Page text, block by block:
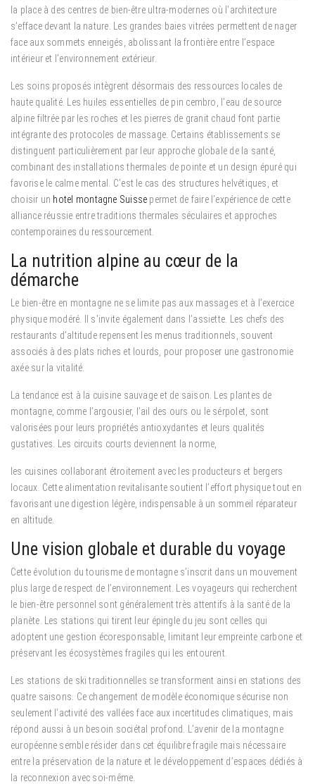
la place à des centres de bien-être ultra-modernes où l’architecture
s’efface devant la nature. Les grandes baies vitrées permettent de nager
face aux sommets enneigés, abolissant la frontière entre l’espace
intérieur et l’environnement extérieur.
Les soins proposés intègrent désormais des ressources locales de
haute qualité. Les huiles essentielles de pin cembro, l’eau de source
alpine filtrée par les roches et les pierres de granit chaud font partie
intégrante des protocoles de massage. Certains établissements se
distinguent particulièrement par leur approche globale de la santé,
combinant des installations thermales de pointe et un design épuré qui
favorise le calme mental. C’est le cas des structures helvétiques, et
choisir un hotel montagne Suisse permet de faire l’expérience de cette
alliance réussie entre traditions thermales séculaires et approches
contemporaines du ressourcement.
La nutrition alpine au cœur de la
démarche
Le bien-être en montagne ne se limite pas aux massages et à l’exercice
physique modéré. Il s’invite également dans l’assiette. Les chefs des
restaurants d’altitude repensent les menus traditionnels, souvent
associés à des plats riches et lourds, pour proposer une gastronomie
axée sur la vitalité.
La tendance est à la cuisine sauvage et de saison. Les plantes de
montagne, comme l’argousier, l’ail des ours ou le sérpolet, sont
valorisées pour leurs propriétés antioxydantes et leurs qualités
gustatives. Les circuits courts deviennent la norme,
les cuisines collaborant étroitement avec les producteurs et bergers
locaux. Cette alimentation revitalisante soutient l’effort physique tout en
favorisant une digestion légère, indispensable à un sommeil réparateur
en altitude.
Une vision globale et durable du voyage
Cette évolution du tourisme de montagne s’inscrit dans un mouvement
plus large de respect de l’environnement. Les voyageurs qui recherchent
le bien-être personnel sont généralement très attentifs à la santé de la
planète. Les stations qui tirent leur épingle du jeu sont celles qui
adoptent une gestion écoresponsable, limitant leur empreinte carbone et
préservant les écosystèmes fragiles qui les entourent.
Les stations de ski traditionnelles se transforment ainsi en stations des
quatre saisons. Ce changement de modèle économique sécurise non
seulement l’activité des vallées face aux incertitudes climatiques, mais
répond aussi à un besoin sociétal profond. L’avenir de la montagne
européenne semble résider dans cet équilibre fragile mais nécessaire
entre la préservation de la nature et le développement d’espaces dédiés à
la reconnexion avec soi-même.